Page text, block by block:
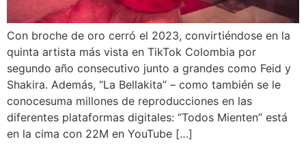
Con broche de oro cerró el 2023, convirtiéndose en la
quinta artista más vista en TikTok Colombia por
segundo año consecutivo junto a grandes como Feid y
Shakira. Además, “La Bellakita” – como también se le
conocesuma millones de reproducciones en las
diferentes plataformas digitales: “Todos Mienten” está
en la cima con 22M en YouTube […]